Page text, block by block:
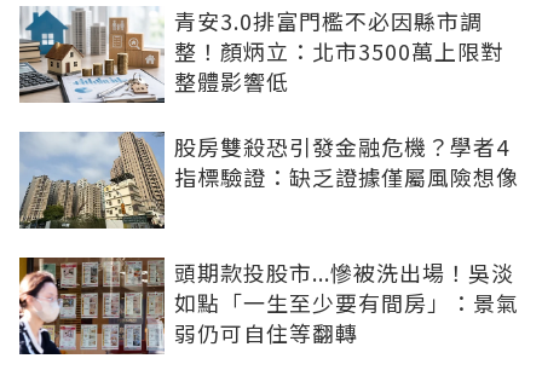
青安3.0排富門檻不必因縣市調
整！顏炳立：北市3500萬上限對
整體影響低
股房雙殺恐引發金融危機？學者4
指標驗證：缺乏證據僅屬風險想像
頭期款投股市...慘被洗出場！吳淡
如點「一生至少要有間房」：景氣
弱仍可自住等翻轉